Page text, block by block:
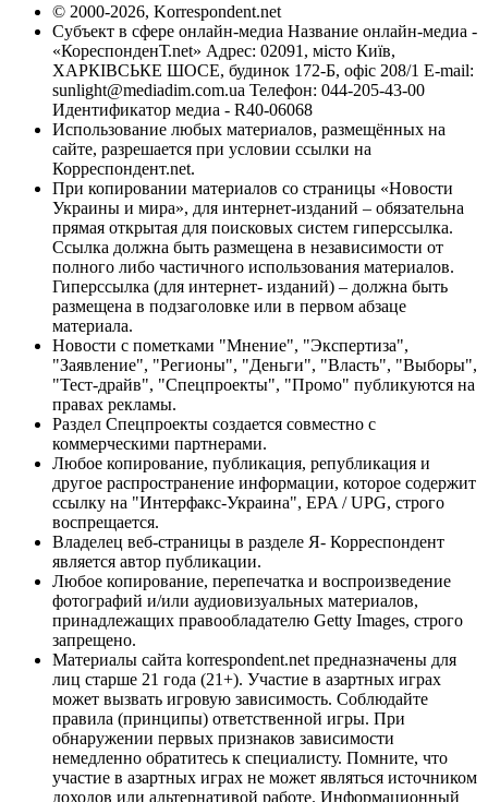
© 2000-2026, Korrespondent.net
Субъект в сфере онлайн-медиа Название онлайн-медиа -
«КореспонденТ.net» Адрес: 02091, місто Київ,
ХАРКІВСЬКЕ ШОСЕ, будинок 172-Б, офіс 208/1 E-mail:
sunlight@mediadim.com.ua Телефон: 044-205-43-00
Идентификатор медиа - R40-06068
Использование любых материалов, размещённых на
сайте, разрешается при условии ссылки на
Корреспондент.net.
При копировании материалов со страницы «Новости
Украины и мира», для интернет-изданий – обязательна
прямая открытая для поисковых систем гиперссылка.
Ссылка должна быть размещена в независимости от
полного либо частичного использования материалов.
Гиперссылка (для интернет- изданий) – должна быть
размещена в подзаголовке или в первом абзаце
материала.
Новости с пометками "Мнение", "Экспертиза",
"Заявление", "Регионы", "Деньги", "Власть", "Выборы",
"Тест-драйв", "Спецпроекты", "Промо" публикуются на
правах рекламы.
Раздел Спецпроекты создается совместно с
коммерческими партнерами.
Любое копирование, публикация, републикация и
другое распространение информации, которое содержит
ссылку на "Интерфакс-Украина", EPA / UPG, строго
воспрещается.
Владелец веб-страницы в разделе Я- Корреспондент
является автор публикации.
Любое копирование, перепечатка и воспроизведение
фотографий и/или аудиовизуальных материалов,
принадлежащих правообладателю Getty Images, строго
запрещено.
Материалы сайта korrespondent.net предназначены для
лиц старше 21 года (21+). Участие в азартных играх
может вызвать игровую зависимость. Соблюдайте
правила (принципы) ответственной игры. При
обнаружении первых признаков зависимости
немедленно обратитесь к специалисту. Помните, что
участие в азартных играх не может являться источником
доходов или альтернативой работе. Информационный